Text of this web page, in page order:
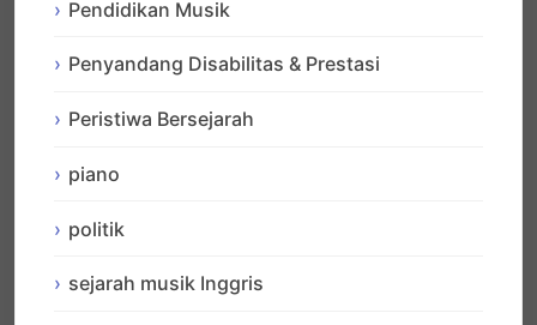
Pendidikan Musik
Penyandang Disabilitas & Prestasi
Peristiwa Bersejarah
piano
politik
sejarah musik Inggris